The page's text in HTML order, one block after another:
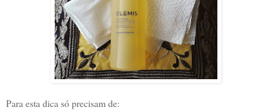
Para esta dica só precisam de: